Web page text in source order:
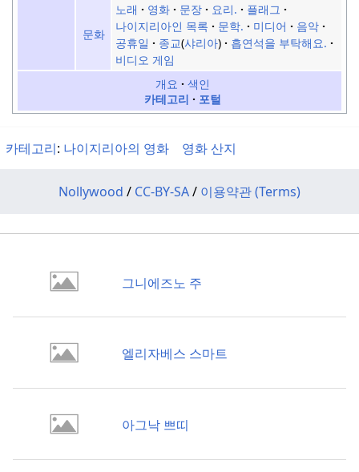
문화
노래 영화 문장 요리.
플래그
나이지리아인 목록
문학. 미디어
음악
공휴일
종교(샤리아)
흡연석을 부탁해요.
비디오 게임
개요
색인
카테고리
포털
카테고리: 나이지리아의 영화 영화 산지
Nollywood / CC-BY-SA/ 이용약관 (Terms)
그니에즈노 주
엘리자베스 스마트
아그낙 쁘띠